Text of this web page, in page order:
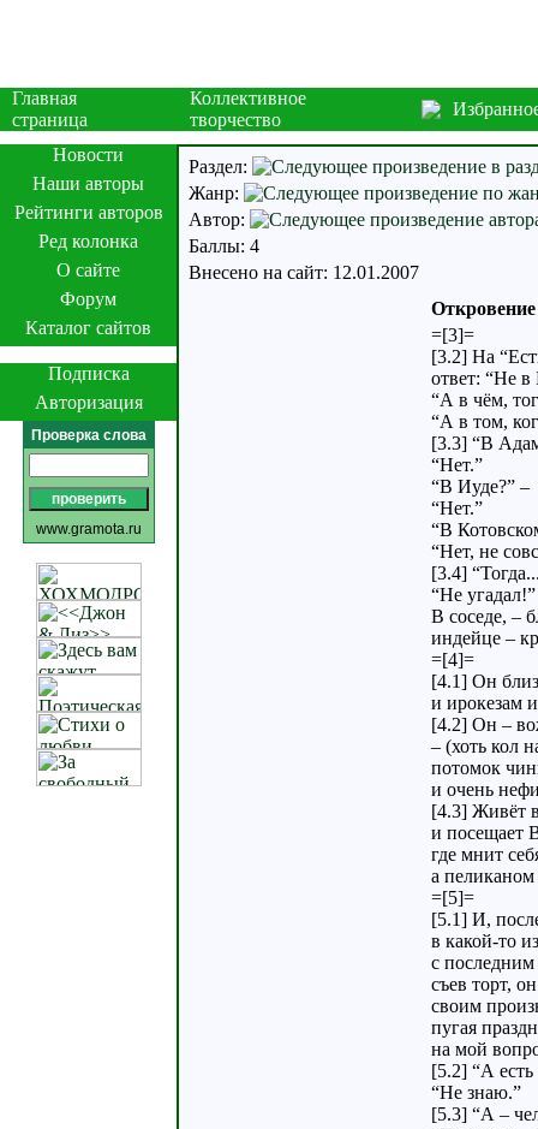
Главная
страница
Коллективное
творчество
Новости
Наши авторы
Рейтинги авторов
Ред колонка
О сайте
Форум
Каталог сайтов
Подписка
Авторизация
Проверка слова
www.gramota.ru
Раздел:
Жанр:
Автор:
Баллы: 4
Внесено на сайт: 12.01.2007
=[3]=
[3.2] На
ответ: “Не в
“А в чём,
“А в том,
[3.3] “В
“Нет.”
“В Иуде?” –
“Нет.”
“В
“Нет, не
[3.4]
“Не
В соседе, –
индейце –
=[4]=
[4.1] Он
и ирокезам
[4.2] Он –
– (хоть кол
потомок
и очень
[4.3] Живёт
и посещает
где мнит
а
=[5]=
[5.1] И,
в какой-то
с
съев торт,
своим
пугая
на мой
[5.2] “А есть
“Не знаю.”
[5.3] “А –